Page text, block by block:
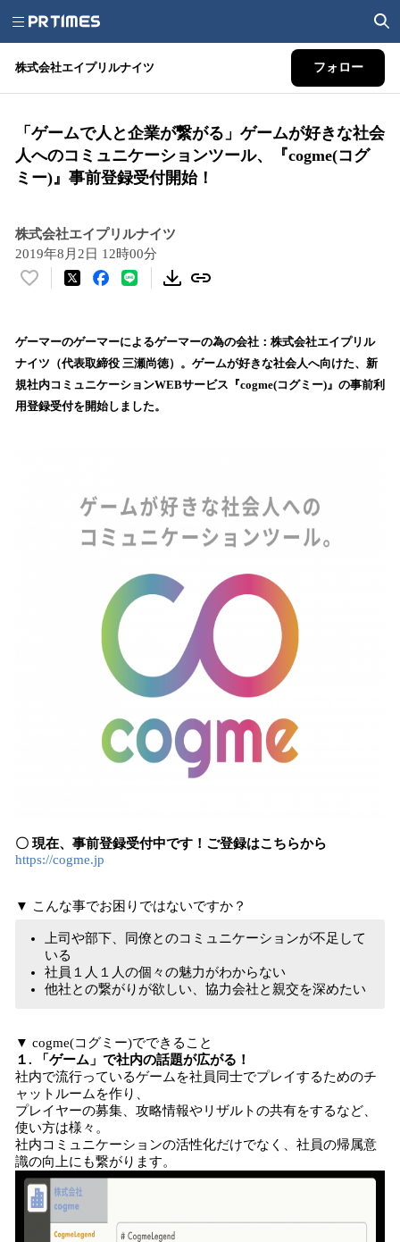
株式会社エイプリルナイツ フォロー
「ゲームで人と企業が繋がる」ゲームが好きな社会
人へのコミュニケーションツール、『cogme(コグ
ミー)』事前登録受付開始！
株式会社エイプリルナイツ
2019年8月2日 12時00分
い
！
数
を
読
ゲーマーのゲーマーによるゲーマーの為の会社：株式会社エイプリル
ナイツ（代表取締役 三瀬尚徳）。ゲームが好きな社会人へ向けた、新
規社内コミュニケーションWEBサービス『cogme(コグミー)』の事前利
用登録受付を開始しました。
〇 現在、事前登録受付中です！ご登録はこちらから
https://cogme.jp
▼ こんな事でお困りではないですか？
上司や部下、同僚とのコミュニケーションが不足して
いる
社員１人１人の個々の魅力がわからない
他社との繋がりが欲しい、協力会社と親交を深めたい
▼ cogme(コグミー)でできること
１. 「ゲーム」で社内の話題が広がる！
社内で流行っているゲームを社員同士でプレイするためのチ
ャットルームを作り、
プレイヤーの募集、攻略情報やリザルトの共有をするなど、
使い方は様々。
社内コミュニケーションの活性化だけでなく、社員の帰属意
識の向上にも繋がります。​